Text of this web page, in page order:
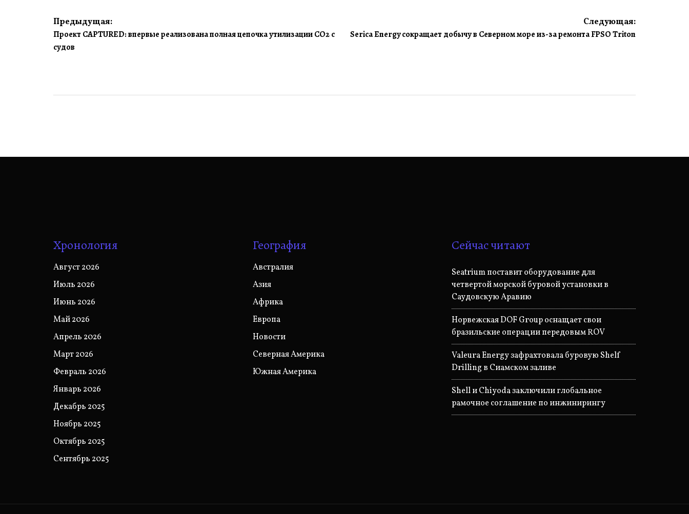
Навигация
по
Предыдущая:
Проект CAPTURED: впервые реализована полная цепочка утилизации CO2 с
судов
Следующая:
Serica Energy сокращает добычу в Северном море из-за ремонта FPSO Triton
Хронология
Август 2026
Июль 2026
Июнь 2026
Май 2026
Апрель 2026
Март 2026
Февраль 2026
Январь 2026
Декабрь 2025
Ноябрь 2025
Октябрь 2025
Сентябрь 2025
География
Австралия
Азия
Африка
Европа
Новости
Северная Америка
Южная Америка
Сейчас читают
Seatrium поставит оборудование для
четвертой морской буровой установки в
Саудовскую Аравию
Норвежская DOF Group оснащает свои
бразильские операции передовым ROV
Valeura Energy зафрахтовала буровую Shelf
Drilling в Сиамском заливе
Shell и Chiyoda заключили глобальное
рамочное соглашение по инжинирингу